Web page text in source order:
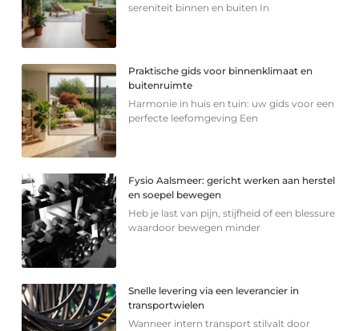
sereniteit binnen en buiten In
Praktische gids voor binnenklimaat en
buitenruimte
Harmonie in huis en tuin: uw gids voor een
perfecte leefomgeving Een
Fysio Aalsmeer: gericht werken aan herstel
en soepel bewegen
Heb je last van pijn, stijfheid of een blessure
waardoor bewegen minder
Snelle levering via een leverancier in
transportwielen
Wanneer intern transport stilvalt door